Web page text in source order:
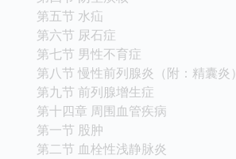
第五节 水疝
第六节 尿石症
第七节 男性不育症
第八节 慢性前列腺炎（附：精囊炎）
第九节 前列腺增生症
第十四章 周围血管疾病
第一节 股肿
第二节 血栓性浅静脉炎